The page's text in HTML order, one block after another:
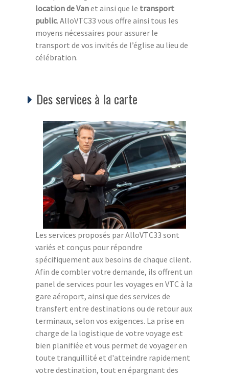
location de Vanet ainsi que le transport
public. AlloVTC33 vous offre ainsi tous les
moyens nécessaires pour assurer le
transport de vos invités de l’église au lieu de
célébration.
Des services à la carte
Les services proposés par AlloVTC33 sont
variés et conçus pour répondre
spécifiquement aux besoins de chaque client.
Afin de combler votre demande, ils offrent un
panel de services pour les voyages en VTC à la
gare aéroport, ainsi que des services de
transfert entre destinations ou de retour aux
terminaux, selon vos exigences. La prise en
charge de la logistique de votre voyage est
bien planifiée et vous permet de voyager en
toute tranquillité et d'atteindre rapidement
votre destination, tout en épargnant des